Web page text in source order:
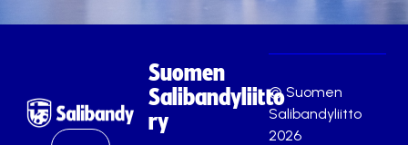
Suomen
Salibandyliitto
ry
© Suomen
Salibandyliitto
2026